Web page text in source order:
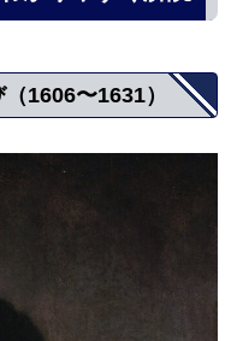
1606〜1631）